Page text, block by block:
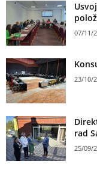
07/11/
23/10/
rad
25/09/